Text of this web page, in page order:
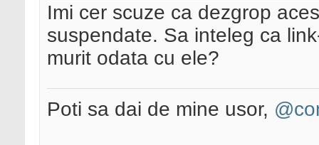
Imi cer scuze ca dezgrop
suspendate. Sa inteleg ca
murit odata cu ele?
Poti sa dai de mine usor,